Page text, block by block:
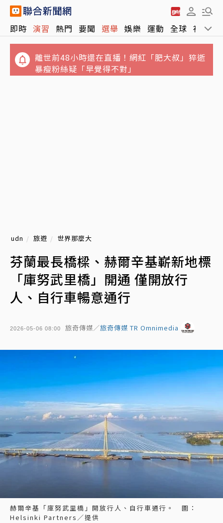
即時 演習 熱門 要聞 選舉 娛樂 運動 全球 社會
快更新瀏覽器、還要符合條件才能用
離世前48小時還在直播！網紅「肥大叔」猝逝
暴瘦粉絲疑「早覺得不對」
udn 旅遊 世界那麼大
芬蘭最長橋樑、赫爾辛基嶄新地標
「庫努武里橋」開通 僅開放行
人、自行車暢意通行
2026-05-06 08:00 旅奇傳媒／旅奇傳媒 TR Omnimedia
赫爾辛基「庫努武里橋」開放行人、自行車通行。 圖：
Helsinki Partners／提供